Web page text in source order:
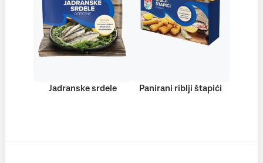
Jadranske srdele Panirani riblji štapići